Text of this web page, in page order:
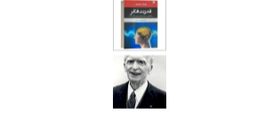
منابع آزمون استخدامی